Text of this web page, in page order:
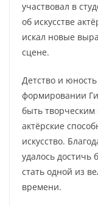
участвовал в
об искусстве
искал новые
сцене.
Детство и
формировании
быть творческим
актёрские
искусство.
удалось достичь
стать одной из
времени.